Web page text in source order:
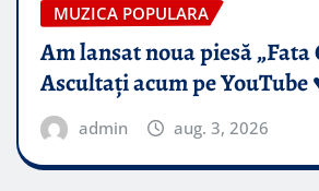
MUZICA POPULARA
Am lansat noua piesă „Fata
Ascultați acum pe YouTube
admin aug. 3, 2026